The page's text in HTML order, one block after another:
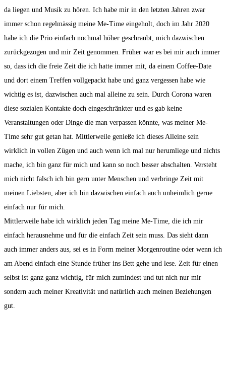
da liegen und Musik zu hören. Ich habe mir in den letzten Jahren zwar
immer schon regelmässig meine Me-Time eingeholt, doch im Jahr 2020
habe ich die Prio einfach nochmal höher geschraubt, mich dazwischen
zurückgezogen und mir Zeit genommen. Früher war es bei mir auch immer
so, dass ich die freie Zeit die ich hatte immer mit, da einem Coffee-Date
und dort einem Treffen vollgepackt habe und ganz vergessen habe wie
wichtig es ist, dazwischen auch mal alleine zu sein. Durch Corona waren
diese sozialen Kontakte doch eingeschränkter und es gab keine
Veranstaltungen oder Dinge die man verpassen könnte, was meiner Me-
Time sehr gut getan hat. Mittlerweile genieße ich dieses Alleine sein
wirklich in vollen Zügen und auch wenn ich mal nur herumliege und nichts
mache, ich bin ganz für mich und kann so noch besser abschalten. Versteht
mich nicht falsch ich bin gern unter Menschen und verbringe Zeit mit
meinen Liebsten, aber ich bin dazwischen einfach auch unheimlich gerne
einfach nur für mich.
Mittlerweile habe ich wirklich jeden Tag meine Me-Time, die ich mir
einfach herausnehme und für die einfach Zeit sein muss. Das sieht dann
auch immer anders aus, sei es in Form meiner Morgenroutine oder wenn ich
am Abend einfach eine Stunde früher ins Bett gehe und lese. Zeit für einen
selbst ist ganz ganz wichtig, für mich zumindest und tut nich nur mir
sondern auch meiner Kreativität und natürlich auch meinen Beziehungen
gut.